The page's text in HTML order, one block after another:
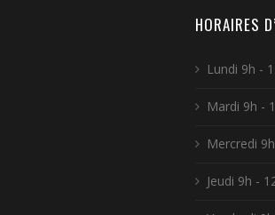
HORAIRES
Lundi 9h -
Mardi 9h -
Mercredi
Jeudi 9h -